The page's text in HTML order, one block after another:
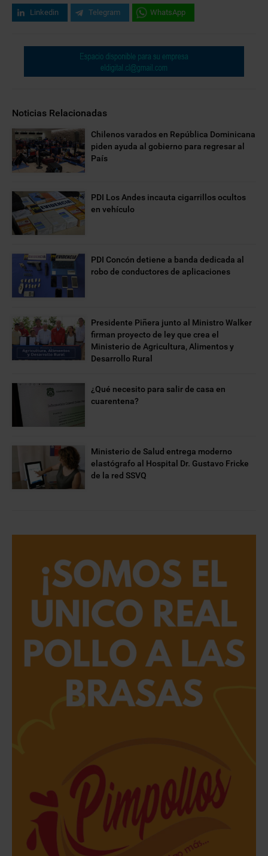
Linkedin Telegram WhatsApp
Noticias Relacionadas
Chilenos varados en República Dominicana
piden ayuda al gobierno para regresar al
País
PDI Los Andes incauta cigarrillos ocultos
en vehículo
PDI Concón detiene a banda dedicada al
robo de conductores de aplicaciones
Presidente Piñera junto al Ministro Walker
firman proyecto de ley que crea el
Ministerio de Agricultura, Alimentos y
Desarrollo Rural
¿Qué necesito para salir de casa en
cuarentena?
Ministerio de Salud entrega moderno
elastógrafo al Hospital Dr. Gustavo Fricke
de la red SSVQ